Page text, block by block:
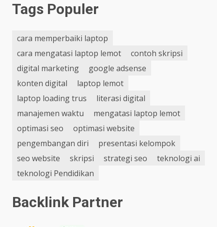
Tags Populer
cara memperbaiki laptop
cara mengatasi laptop lemot
contoh skripsi
digital marketing
google adsense
konten digital
laptop lemot
laptop loading trus
literasi digital
manajemen waktu
mengatasi laptop lemot
optimasi seo
optimasi website
pengembangan diri
presentasi kelompok
seo website
skripsi strategi seo
teknologi ai
teknologi Pendidikan
Backlink Partner